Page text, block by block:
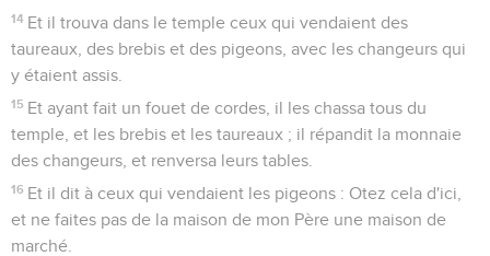
14 Et il trouva dans le temple ceux qui vendaient des
taureaux, des brebis et des pigeons, avec les changeurs qui
y étaient assis.
15 Et ayant fait un fouet de cordes, il les chassa tous du
temple, et les brebis et les taureaux ; il répandit la monnaie
des changeurs, et renversa leurs tables.
16 Et il dit à ceux qui vendaient les pigeons : Otez cela d'ici,
et ne faites pas de la maison de mon Père une maison de
marché.